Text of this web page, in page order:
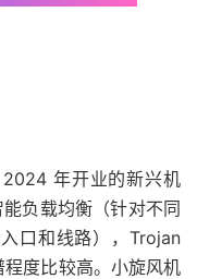
年开业的新兴机
负载均衡（针对不同
口和线路），Trojan
度比较高。小旋风机